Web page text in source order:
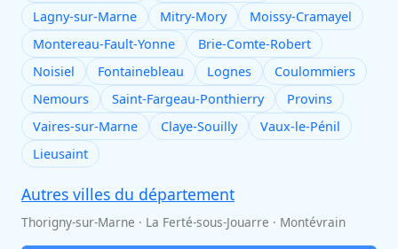
Lagny-sur-Marne
Mitry-Mory
Moissy-Cramayel
Montereau-Fault-Yonne
Brie-Comte-Robert
Noisiel
Fontainebleau Lognes
Coulommiers
Nemours
Saint-Fargeau-Ponthierry
Provins
Vaires-sur-Marne
Claye-Souilly
Vaux-le-Pénil
Lieusaint
Autres villes du département
Thorigny-sur-Marne · La Ferté-sous-Jouarre · Montévrain